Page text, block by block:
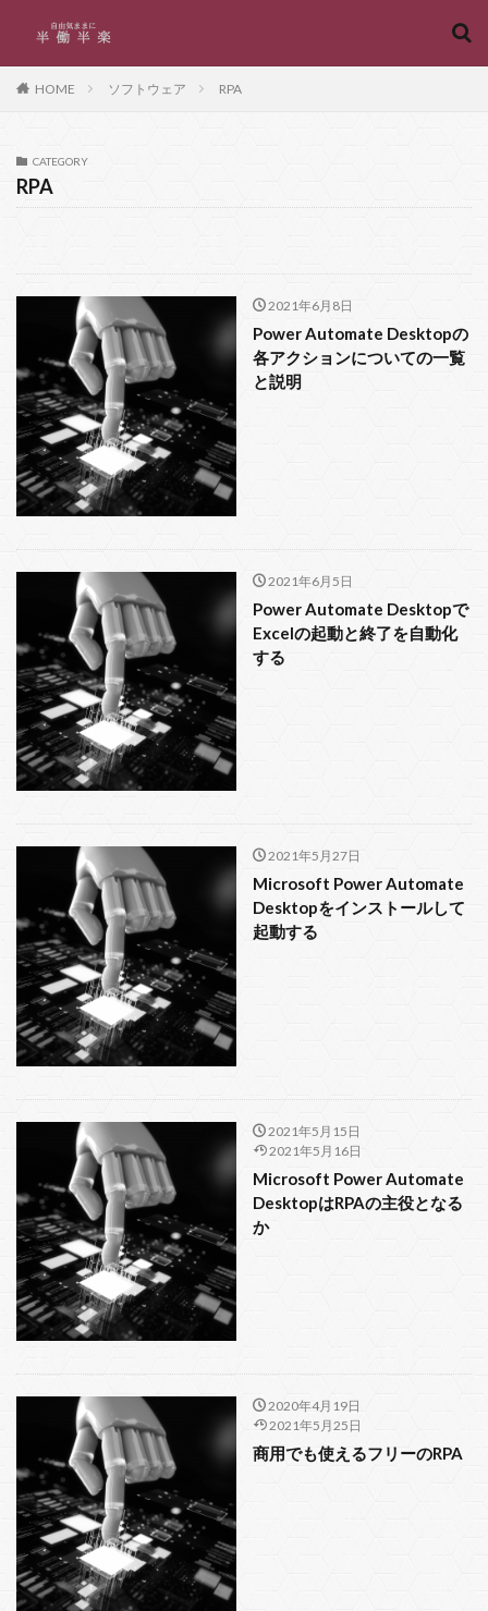
HOME ソフトウェア RPA
CATEGORY
RPA
2021年6月8日
Power Automate Desktopの
各アクションについての一覧
と説明
2021年6月5日
Power Automate Desktopで
Excelの起動と終了を自動化
する
2021年5月27日
Microsoft Power Automate
Desktopをインストールして
起動する
2021年5月15日
2021年5月16日
Microsoft Power Automate
DesktopはRPAの主役となる
か
2020年4月19日
2021年5月25日
商用でも使えるフリーのRPA
ファイルの列挙
ファイル
バージョン管理
マクロマン
バッチファイル
バインディング
ノーコード
データの取得と変換 チート
セル
シート
コミット
カイ二乗検定
文字コード
複数パラメータ
自動化
更紗フォント
新米探偵、データ分析に挑む
個人
使い方
事前バインディング
ワイルドカード
ローコード
コピー
インストール
Filter
msoFileDialogOpen
msoFileDialogFolderPicker
Microsoft
INSERT
FileSystemObject
Power Fx
Dir
DELETE DataFrame
CreateObject
commit
Power Automate Desktop
Power Platform
アスタリスク
SUMIFS
アクションクエリ
アクション
Windows 10
Windows
Visual Studio Code VBA
UWSC
UPDATE
SQLite Power Query
Sikulix
SELECT
Python
PowerShell